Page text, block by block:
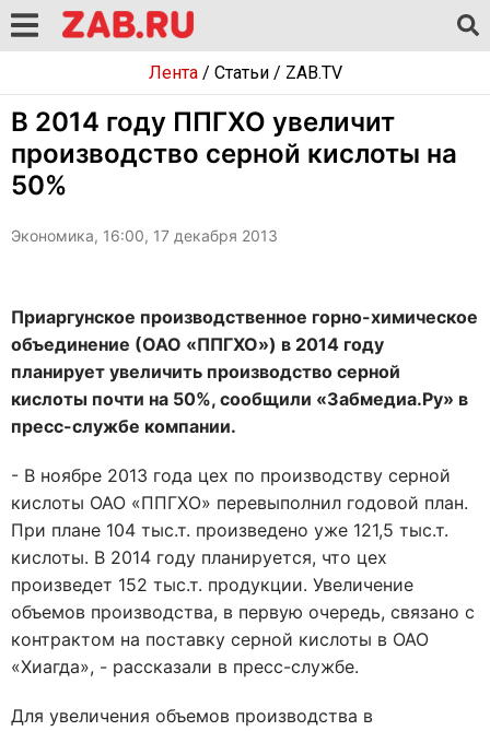
Лента/ Статьи/ ZAB.TV
В 2014 году ППГХО увеличит
производство серной кислоты на
50%
Экономика, 16:00, 17 декабря 2013
Приаргунское производственное горно-химическое
объединение (ОАО «ППГХО») в 2014 году
планирует увеличить производство серной
кислоты почти на 50%, сообщили «Забмедиа.Ру» в
пресс-службе компании.
- В ноябре 2013 года цех по производству серной
кислоты ОАО «ППГХО» перевыполнил годовой план.
При плане 104 тыс.т. произведено уже 121,5 тыс.т.
кислоты. В 2014 году планируется, что цех
произведет 152 тыс.т. продукции. Увеличение
объемов производства, в первую очередь, связано с
контрактом на поставку серной кислоты в ОАО
«Хиагда», - рассказали в пресс-службе.
Для увеличения объемов производства в